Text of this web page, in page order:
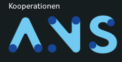
Kooperationen